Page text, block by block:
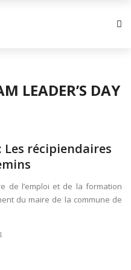
LEADER’S DAY
Les récipiendaires
de l’emploi et de la formation
du maire de la commune de